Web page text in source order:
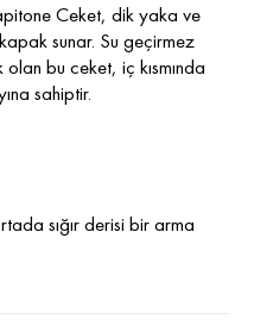
Ceket, dik yaka ve
kapak sunar. Su geçirmez
olan bu ceket, iç kısmında
sahiptir.
sığır derisi bir arma